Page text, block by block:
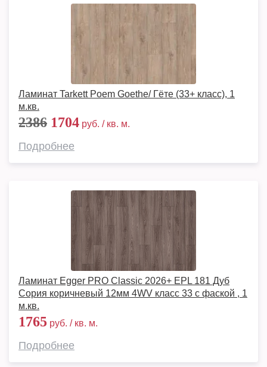
Ламинат Tarkett Poem Goethe/ Гёте (33+ класс), 1
м.кв.
2386 1704 руб. / кв. м.
Подробнее
Ламинат Egger PRO Classic 2026+ EPL 181 Дуб
Сория коричневый 12мм 4WV класс 33 с фаской , 1
м.кв.
1765 руб. / кв. м.
Подробнее